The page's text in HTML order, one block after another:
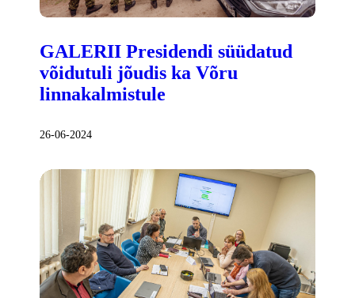
GALERII Presidendi süüdatud
võidutuli jõudis ka Võru
linnakalmistule
26-06-2024